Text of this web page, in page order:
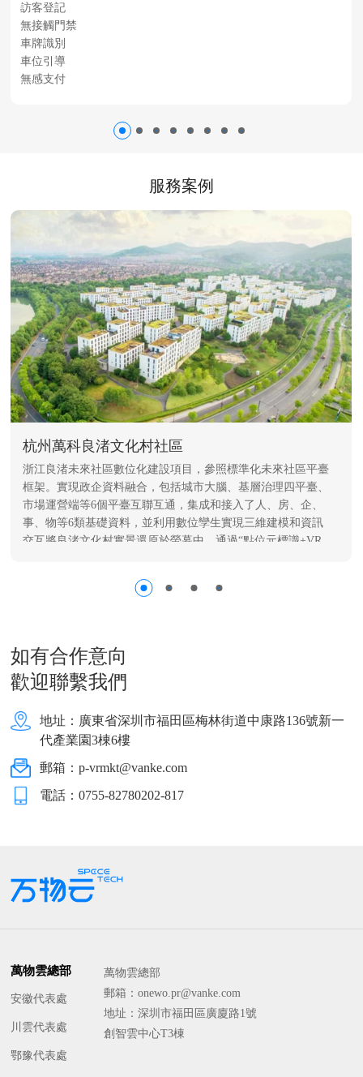
訪客登記
無接觸門禁
車牌識別
車位引導
無感支付
服務案例
杭州萬科良渚文化村社區
浙江良渚未來社區數位化建設項目，參照標準化未來社區平臺
框架。實現政企資料融合，包括城市大腦、基層治理四平臺、
市場運營端等6個平臺互聯互通，集成和接入了人、房、企、
事、物等6類基礎資料，並利用數位孿生實現三維建模和資訊
交互將良渚文化村實景還原於螢幕中，通過“點位元標識+VR
體依託萬物雲“線上+線下”綜合運營，解決民生小事，提升居
民獲得感與幸福感，助力地產和物業打造標杆項目。
如有合作意向
歡迎聯繫我們
地址：廣東省深圳市福田區梅林街道中康路136號新一
代產業園3棟6樓
郵箱：p-vrmkt@vanke.com
電話：0755-82780202-817
萬物雲總部
安徽代表處
川雲代表處
鄂豫代表處
萬物雲總部
郵箱：onewo.pr@vanke.com
地址：深圳市福田區廣廈路1號
創智雲中心T3棟